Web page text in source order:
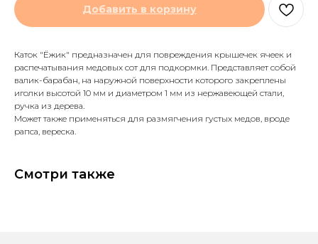
Добавить в корзину
Каток "Ёжик" предназначен для повреждения крышечек ячеек и
распечатывания медовых сот для подкормки. Представляет собой
валик-барабан, на наружной поверхности которого закреплены
иголки высотой 10 мм и диаметром 1 мм из нержавеющей стали,
ручка из дерева.
Может также применяться для размягчения густых медов, вроде
рапса, вереска.
Смотри также